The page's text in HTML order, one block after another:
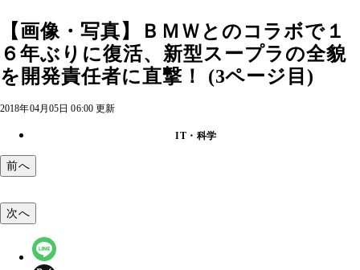
【画像・写真】ＢＭＷとのコラボで１
６年ぶりに復活、新型スープラの全貌
を開発責任者に直撃！ (3ページ目)
2018年04月05日 06:00 更新
IT・科学
前へ
次へ